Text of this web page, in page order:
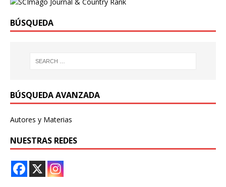
BÚSQUEDA
BÚSQUEDA AVANZADA
Autores y Materias
NUESTRAS REDES